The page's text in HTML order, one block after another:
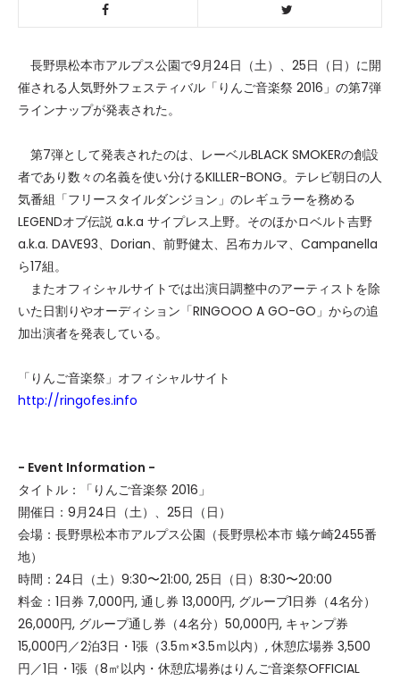
長野県松本市アルプス公園で9月24日（土）、25日（日）に開
催される人気野外フェスティバル「りんご音楽祭 2016」の第7弾
ラインナップが発表された。
第7弾として発表されたのは、レーベルBLACK SMOKERの創設
者であり数々の名義を使い分けるKILLER-BONG。テレビ朝日の人
気番組「フリースタイルダンジョン」のレギュラーを務める
LEGENDオブ伝説 a.k.a サイプレス上野。そのほかロベルト吉野
a.k.a. DAVE93、Dorian、前野健太、呂布カルマ、Campanella
ら17組。
またオフィシャルサイトでは出演日調整中のアーティストを除
いた日割りやオーディション「RINGOOO A GO-GO」からの追
加出演者を発表している。
「りんご音楽祭」オフィシャルサイト
http://ringofes.info
- Event Information -
タイトル：「りんご音楽祭 2016」
開催日：9月24日（土）、25日（日）
会場：長野県松本市アルプス公園（長野県松本市 蟻ケ崎2455番
地）
時間：24日（土）9:30〜21:00, 25日（日）8:30〜20:00
料金：1日券 7,000円, 通し券 13,000円, グループ1日券（4名分）
26,000円, グループ通し券（4名分）50,000円, キャンプ券
15,000円／2泊3日・1張（3.5ｍ×3.5ｍ以内）, 休憩広場券 3,500
円／1日・1張（8㎡以内・休憩広場券はりんご音楽祭OFFICIAL